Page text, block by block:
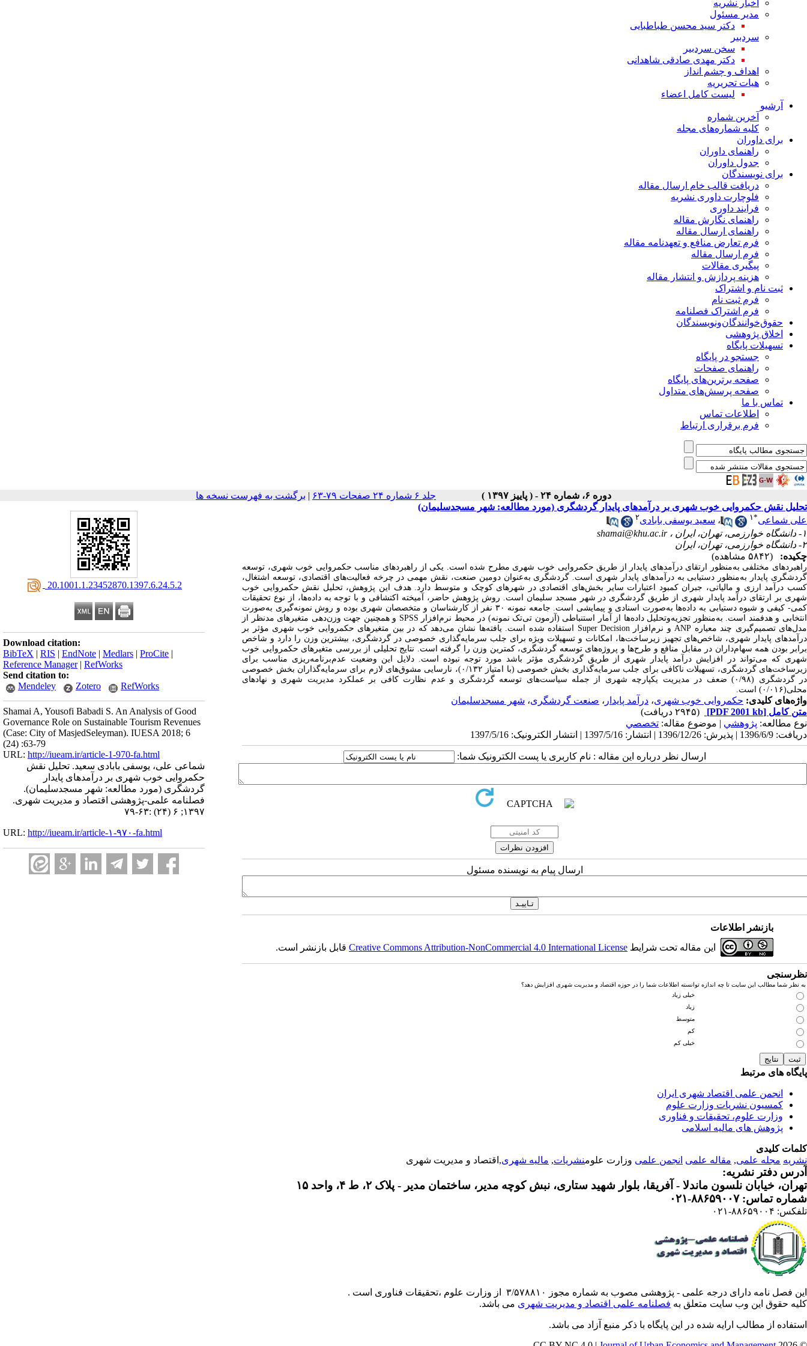
اخبار نشریه
مدیر مسئول
دکتر سید محسن طباطبایی
سردبیر
سخن سردبیر
دکتر مهدی صادقی شاهدانی
اهداف و چشم انداز
هیات تحریریه
لیست کامل اعضاء
آرشیو
آخرین شماره
کلیه شماره‌های مجله
برای داوران
راهنمای داوران
جدول داوران
برای نویسندگان
دریافت قالب خام ارسال مقاله
فلوچارت داوری نشریه
فرایند داوری
راهنمای نگارش مقاله
راهنمای ارسال مقاله
فرم تعارض منافع و تعهدنامه مقاله
فرم ارسال مقاله
پیگیری مقالات
هزینه پردازش و انتشار مقاله
ثبت نام و اشتراک
فرم ثبت نام
فرم اشتراک فصلنامه
حقوق‌خوانندگان‌و‌نویسندگان
اخلاق پژوهشی
تسهیلات پایگاه
جستجو در پایگاه
راهنمای صفحات
صفحه برترین‌های پایگاه
صفحه پرسش‌های متداول
تماس با ما
اطلاعات تماس
فرم برقراری ارتباط
دوره ۶، شماره ۲۴ - ( پاییز ۱۳۹۷ ) جلد ۶ شماره ۲۴ صفحات ۷۹-۶۳ | برگشت به فهرست نسخه ها
‎ 20.1001.1.23452870.1397.6.24.5.2
Download citation:
BibTeX | RIS | EndNote | Medlars | ProCite |
Reference Manager| RefWorks
Send citation to:
Mendeley
Zotero RefWorks
Shamai A, Yousofi Babadi S. An Analysis of Good
Governance Role on Sustainable Tourism Revenues
(Case: City of MasjedSeleyman). IUESA 2018; 6
(24) :63-79
URL: http://iueam.ir/article-1-970-fa.html
شماعی علی، یوسفی بابادی سعید. تحلیل نقش
حکمروایی خوب شهری بر درآمدهای پایدار
گردشگری (مورد مطالعه: شهر مسجدسلیمان).
فصلنامه علمی-پژوهشی اقتصاد و مدیریت شهری.
۱۳۹۷; ۶ (۲۴) :۶۳-۷۹
URL: http://iueam.ir/article-۱-۹۷۰-fa.html
تحلیل نقش حکمروایی خوب شهری بر درآمدهای پایدار گردشگری (مورد مطالعه: شهر مسجدسلیمان)
علی شماعی*۱ ، سعید یوسفی بابادی۲
۱- دانشگاه خوارزمی، تهران، ایران ،
shamai@khu.ac.ir
۲- دانشگاه خوارزمی، تهران، ایران
چکیده:
(۵۸۴۲ مشاهده)
راهبردهای مختلفی به‌منظور ارتقای درآمدهای پایدار از طریق حکمروایی خوب شهری مطرح شده است. یکی از راهبردهای مناسب حکمروایی خوب شهری، توسعه
گردشگری پایدار به‌منظور دستیابی به درآمدهای پایدار شهری است. گردشگری به‌عنوان دومین صنعت، نقش مهمی در چرخه فعالیت‌های اقتصادی، توسعه اشتغال،
کسب درآمد ارزی و مالیاتی، جبران کمبود اعتبارات سایر بخش‌های اقتصادی در شهرهای کوچک و متوسط دارد. هدف این پژوهش، تحلیل نقش حکمروایی خوب
شهری بر ارتقای درآمد پایدار شهری از طریق گردشگری در شهر مسجد سلیمان است. روش پژوهش حاضر، آمیخته اکتشافی و با توجه به داده‌ها، از نوع تحقیقات
کمی- کیفی و شیوه دستیابی به داده‌ها به‌صورت اسنادی و پیمایشی است. جامعه نمونه ۳۰ نفر از کارشناسان و متخصصان شهری بوده و روش نمونه‌گیری به‌صورت
انتخابی و هدفمند است. به‌منظور تجزیه‌وتحلیل داده‌ها از آمار استنباطی (آزمون تی‌تک نمونه) در محیط نرم‌افزار SPSS و همچنین جهت وزن‌دهی متغیرهای مدنظر از
مدل‌های تصمیم‌گیری چند معیاره ANP و نرم‌افزار Super Decision استفاده شده است. یافته‌ها نشان می‌دهد که در بین متغیرهای حکمروایی خوب شهری مؤثر بر
درآمدهای پایدار شهری، شاخص‌های تجهیز زیرساخت‌ها، امکانات و تسهیلات ویژه برای جلب سرمایه‌گذاری خصوصی در گردشگری، بیشترین وزن را دارد و شاخص
برابر بودن همه سهام‌داران در مقابل منافع و طرح‌ها و پروژه‌های توسعه گردشگری، کمترین وزن را گرفته است. نتایج تحلیلی از بررسی متغیرهای حکمروایی خوب
شهری که می‌تواند در افزایش درآمد پایدار شهری از طریق گردشگری مؤثر باشد مورد توجه نبوده است. دلایل این وضعیت عدم‌برنامه‌ریزی مناسب برای
زیرساخت‌های گردشگری، تسهیلات ناکافی برای جلب سرمایه‌گذاری بخش خصوصی (با امتیاز ۰/۱۳۲)، نارسایی مشوق‌های لازم برای سرمایه‌گذاران بخش خصوصی
در گردشگری (۰/۹۸) ضعف در مدیریت یکپارچه شهری از جمله سیاست‌های توسعه گردشگری و عدم نظارت کافی بر عملکرد مدیریت شهری و نهادهای
محلی(۰/۰۱۶) است.
واژه‌های کلیدی: حکمروایی خوب شهری، درآمد پایدار ، صنعت گردشگری، شهر مسجدسلیمان
متن کامل [PDF 2001 kb]
(۲۹۴۵ دریافت)
نوع مطالعه: پژوهشي | موضوع مقاله: تخصصي
دریافت: 1396/6/9 | پذیرش: 1396/12/26 | انتشار: 1397/5/16 | انتشار الکترونیک: 1397/5/16
ارسال نظر درباره این مقاله : نام کاربری یا پست الکترونیک شما:
ارسال پیام به نویسنده مسئول
بازنشر اطلاعات
این مقاله تحت شرایط Creative Commons Attribution-NonCommercial 4.0 International Licenseقابل بازنشر است.
نظرسنجی
به نظر شما مطالب این سایت تا چه اندازه توانسته اطلاعات شما را در حوزه اقتصاد و مدیریت شهری افزایش دهد؟
خیلی زیاد
زیاد
متوسط
کم
خیلی کم
پایگاه های مرتبط
انجمن علمی اقتصاد شهری ایران
کمسیون نشریات وزارت علوم
وزارت علوم، تحقیقات و فناوری
پژوهش های مالیه اسلامی
کلمات کلیدی
نشریه مجله علمی, مقاله علمی انجمن علمی وزارت علومنشریات, مالیه شهری,اقتصاد و مدیریت شهری
آدرس دفتر نشریه:
تهران، خیابان نلسون ماندلا - آفریقا، بلوار شهید ستاری، نبش کوچه مدیر، ساختمان مدیر - پلاک ۲، ط ۴، واحد ۱۵
شماره تماس: ۸۸۶۵۹۰۰۷-۰۲۱
تلفکس: ۸۸۶۵۹۰۰۴-۰۲۱
این فصل نامه دارای درجه علمی - پژوهشی مصوب به شماره مجوز ۳/۵۷۸۸۱۰ از وزارت علوم ،تحقیقات فناوری است .
کلیه حقوق این وب سایت متعلق به فصلنامه علمی اقتصاد و مدیریت شهری می باشد.
استفاده از مطالب ارایه شده در این پایگاه با ذکر منبع آزاد می باشد.